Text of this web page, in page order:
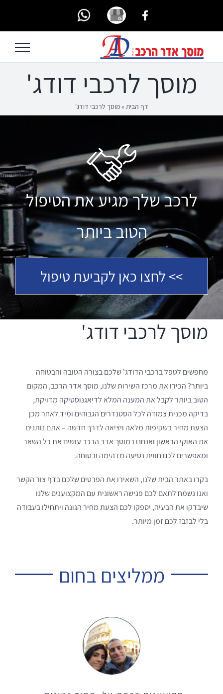
content
Custom
Custom
Custom
מוסך לרכבי דודג'
דף הבית »מוסך לרכבי דודג'
לרכב שלך מגיע את הטיפול
הטוב ביותר
>> לחצו כאן לקביעת טיפול
מוסך לרכבי דודג'
מחפשים לטפל ברכבי הדודג' שלכם בצורה הטובה והבטוחה
ביותר? הכירו את מרכז השירות שלנו, מוסך אדר הרכב, המקום
הטוב ביותר לקבל את המענה המלא לדיאגנוסטיקה מדויקת,
בדיקה מכנית צמודה לכל הסטנדרים הגבוהים ומיד לאחר מכן
הצעת מחיר בשקיפות מלאה ויציאה לדרך חדשה – אתם נותנים
את האוקי הראשון ואנחנו במוסך אדר הרכב עושים את כל השאר
ומאפשרים לכם חווית נסיעה מדהימה ובטוחה.
בקרו באתר הבית שלנו, השאירו את הפרטים שלכם בדף צור הקשר
ואנו נשמח לתאם לכם פגישה ראשונית עם המקצוענים שלנו
שיבדקו את הבעיה, יספקו לכם הצעת מחיר הגונה ויתחילו בעבודה
בלי לבזבז לכם זמן מיותר.
ממליצים בחום